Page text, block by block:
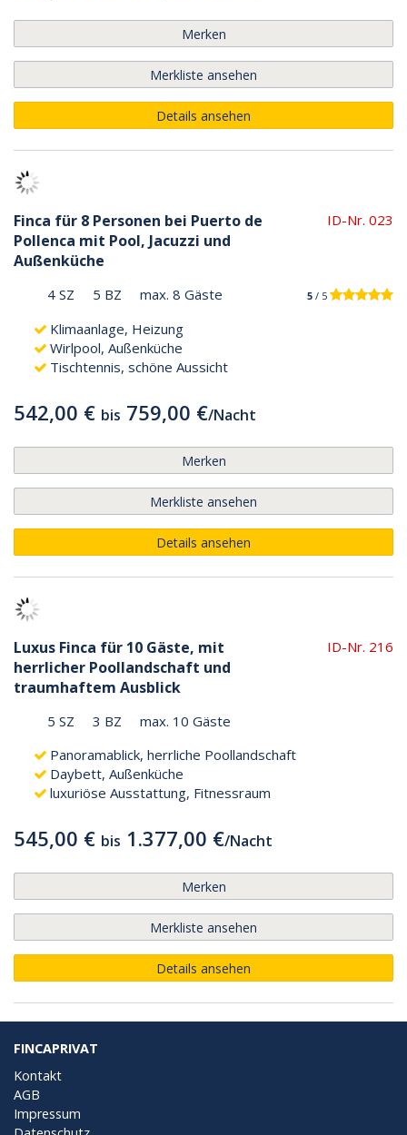
Merken
Merkliste ansehen
Details ansehen
Finca für 8 Personen bei Puerto de
Pollenca mit Pool, Jacuzzi und
Außenküche
ID-Nr. 023
4 SZ 5 BZ max. 8 Gäste 5 / 5
Klimaanlage, Heizung
Wirlpool, Außenküche
Tischtennis, schöne Aussicht
542,00 € bis 759,00 €/Nacht
Merken
Merkliste ansehen
Details ansehen
Luxus Finca für 10 Gäste, mit
herrlicher Poollandschaft und
traumhaftem Ausblick
ID-Nr. 216
5 SZ 3 BZ
max. 10 Gäste
Panoramablick, herrliche Poollandschaft
Daybett, Außenküche
luxuriöse Ausstattung, Fitnessraum
545,00 € bis 1.377,00 €/Nacht
Merken
Merkliste ansehen
Details ansehen
FINCAPRIVAT
Kontakt
AGB
Impressum